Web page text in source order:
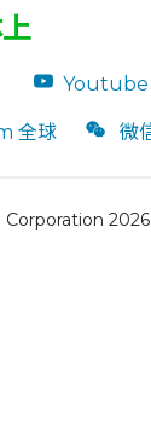
Youtube
全球 微
2026